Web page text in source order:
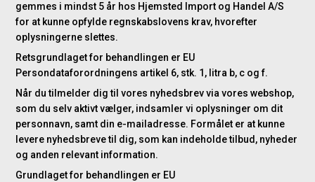
gemmes i mindst 5 år hos Hjemsted Import og Handel A/S
for at kunne opfylde regnskabslovens krav, hvorefter
oplysningerne slettes.
Retsgrundlaget for behandlingen er EU
Persondataforordningens artikel 6, stk. 1, litra b, c og f.
Når du tilmelder dig til vores nyhedsbrev via vores webshop,
som du selv aktivt vælger, indsamler vi oplysninger om dit
personnavn, samt din e-mailadresse. Formålet er at kunne
levere nyhedsbreve til dig, som kan indeholde tilbud, nyheder
og anden relevant information.
Grundlaget for behandlingen er EU